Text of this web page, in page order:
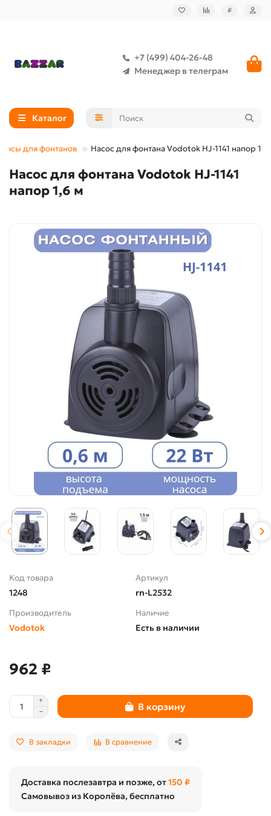
₽
+7 (499) 404-26-48
Менеджер в телеграм
Каталог
для фонтанов Насос для фонтана Vodotok HJ-1141 напор 1,6
Насос для фонтана Vodotok HJ-1141
напор 1,6 м
Код товара
1248
Артикул
rn-L2532
Производитель
Vodotok
Наличие
Есть в наличии
962 ₽
В корзину
В закладки В сравнение
Доставка послезавтра и позже, от150 ₽
Самовывоз из Королёва, бесплатно